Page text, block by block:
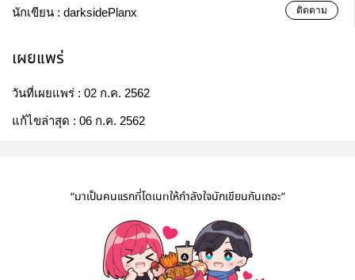
นักเขียน : darksidePlanx ติดตาม
เผยแพร่
วันที่เผยแพร่ : 02 ก.ค. 2562
แก้ไขล่าสุด : 06 ก.ค. 2562
“มาเป็นคนแรกที่โดเนทให้กำลังใจนักเขียนกันเถอะ”